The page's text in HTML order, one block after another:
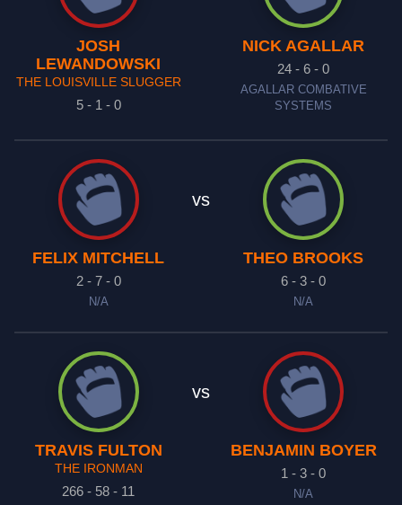
JOSH
LEWANDOWSKI
THE LOUISVILLE SLUGGER
5 - 1 - 0
NICK AGALLAR
24 - 6 - 0
AGALLAR COMBATIVE
SYSTEMS
FELIX MITCHELL
2 - 7 - 0
N/A
vs
THEO BROOKS
6 - 3 - 0
N/A
TRAVIS FULTON
THE IRONMAN
266 - 58 - 11
vs
BENJAMIN BOYER
1 - 3 - 0
N/A